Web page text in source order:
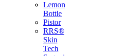
Lemon
Bottle
Pistor
RRS®
Skin
Tech